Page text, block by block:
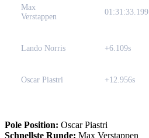
Max
Verstappen
01:31:33.199
Lando Norris +6.109s
Oscar Piastri +12.956s
Pole Position: Oscar Piastri
Schnellste Runde: Max Verstappen